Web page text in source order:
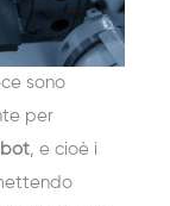
sono
per
, e cioè i